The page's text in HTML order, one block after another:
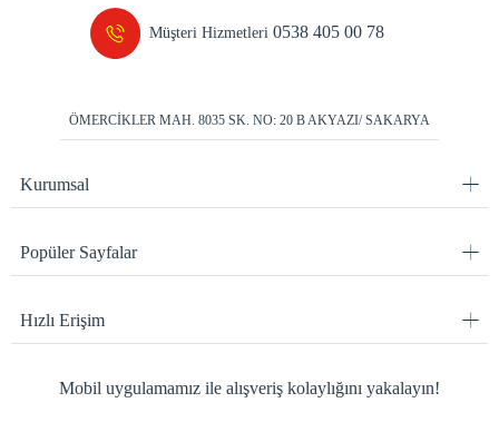
Müşteri Hizmetleri0538 405 00 78
ÖMERCİKLER MAH. 8035 SK. NO: 20 B AKYAZI/ SAKARYA
Kurumsal
Popüler Sayfalar
Hızlı Erişim
Mobil uygulamamız ile alışveriş kolaylığını yakalayın!